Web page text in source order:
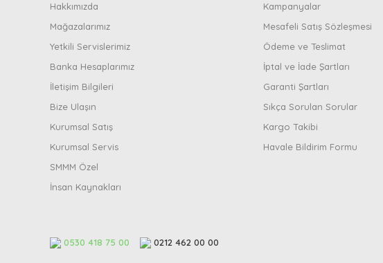
Hakkımızda
Mağazalarımız
Yetkili Servislerimiz
Banka Hesaplarımız
İletişim Bilgileri
Bize Ulaşın
Kurumsal Satış
Kurumsal Servis
SMMM Özel
İnsan Kaynakları
Kampanyalar
Mesafeli Satış Sözleşmesi
Ödeme ve Teslimat
İptal ve İade Şartları
Garanti Şartları
Sıkça Sorulan Sorular
Kargo Takibi
Havale Bildirim Formu
0530 418 75 00 0212 462 00 00